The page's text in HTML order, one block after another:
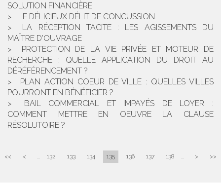
SOLUTION FINANCIÈRE
LE DÉLICIEUX DÉLIT DE CONCUSSION
LA RÉCEPTION TACITE : LES AGISSEMENTS DU
MAÎTRE D'OUVRAGE
PROTECTION DE LA VIE PRIVÉE ET MOTEUR DE
RECHERCHE : QUELLE APPLICATION DU DROIT AU
DÉRÉFÉRENCEMENT ?
PLAN ACTION COEUR DE VILLE : QUELLES VILLES
POURRONT EN BÉNÉFICIER ?
BAIL COMMERCIAL ET IMPAYÉS DE LOYER :
COMMENT METTRE EN OEUVRE LA CLAUSE
RÉSOLUTOIRE ?
<< < ... 132 133 134 135 136 137 138 ... > >>